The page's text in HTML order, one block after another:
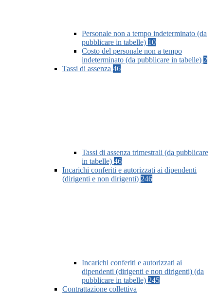
Personale non a tempo indeterminato (da
pubblicare in tabelle) 10
Costo del personale non a tempo
indeterminato (da pubblicare in tabelle) 2
Tassi di assenza 46
Tassi di assenza trimestrali (da pubblicare
in tabelle) 46
Incarichi conferiti e autorizzati ai dipendenti
(dirigenti e non dirigenti) 246
Incarichi conferiti e autorizzati ai
dipendenti (dirigenti e non dirigenti) (da
pubblicare in tabelle) 245
Contrattazione collettiva